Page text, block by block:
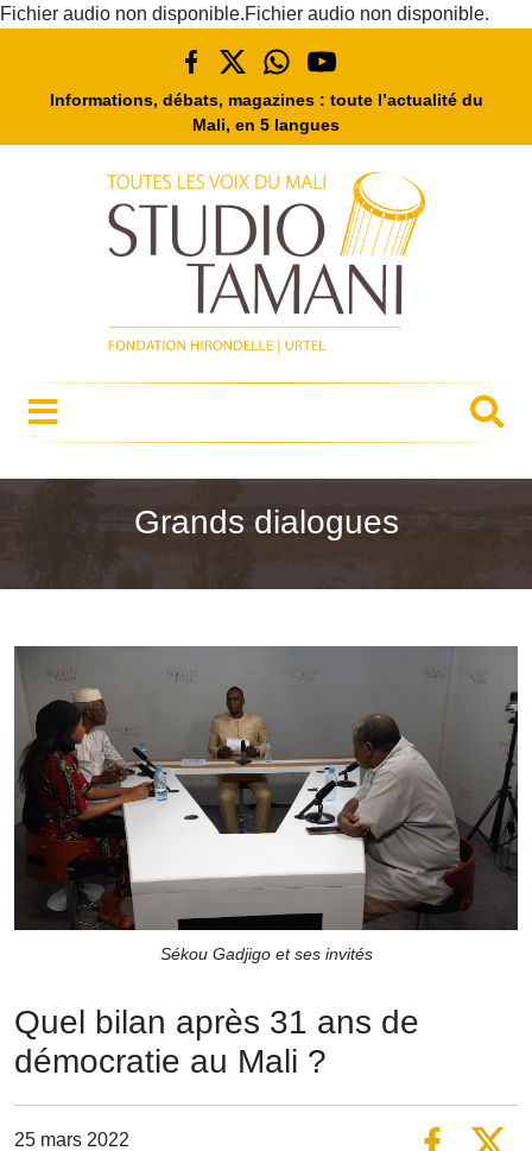
Fichier audio non disponible.Fichier audio non disponible.
Informations, débats, magazines : toute l’actualité du
Mali, en 5 langues
Grands dialogues
Sékou Gadjigo et ses invités
Quel bilan après 31 ans de
démocratie au Mali ?
25 mars 2022